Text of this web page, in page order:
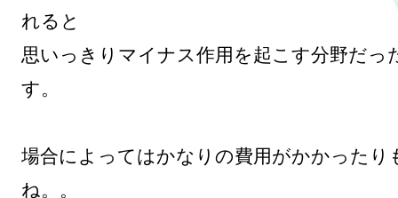
れると
思いっきりマイナス作用を起こす分野だっ
す。
場合によってはかなりの費用がかかったり
ね。。